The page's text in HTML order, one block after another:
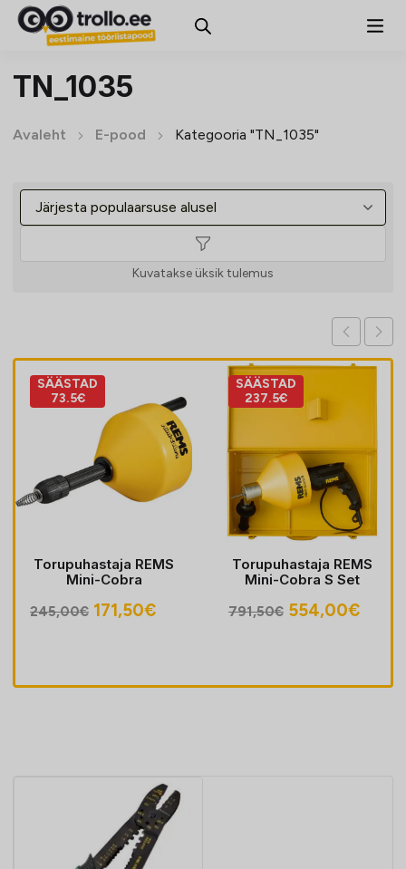
TN_1035
Avaleht E-pood Kategooria "TN_1035"
Kuvatakse üksik tulemus
SÄÄSTAD
73.5€
Torupuhastaja REMS
Mini-Cobra
245,00€ Algne
171,50€Praegune
SÄÄSTAD
237.5€
Torupuhastaja REMS
Mini-Cobra S Set
791,50€ Algne
554,00€